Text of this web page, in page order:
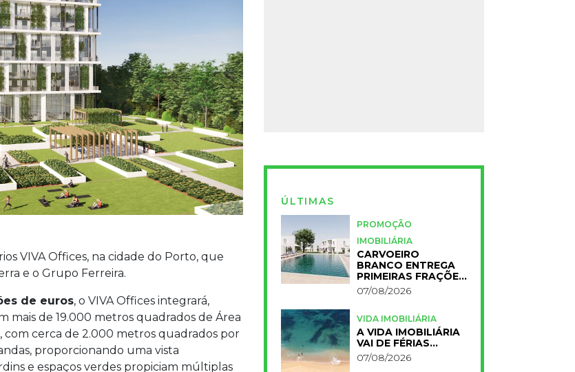
VIVA Offices, na cidade do Porto, que
e o Grupo Ferreira.
de euros, o VIVA Offices integrará,
mais de 19.000 metros quadrados de Área
cerca de 2.000 metros quadrados por
proporcionando uma vista
e espaços verdes propiciam múltiplas
ÚLTIMAS
PROMOÇÃO
IMOBILIÁRIA
CARVOEIRO
BRANCO ENTREGA
PRIMEIRAS FRAÇÕES
DO NOVO RESORT
PRIMELIFE
07/08/2026
VIDA IMOBILIÁRIA
A VIDA IMOBILIÁRIA
VAI DE FÉRIAS…
07/08/2026